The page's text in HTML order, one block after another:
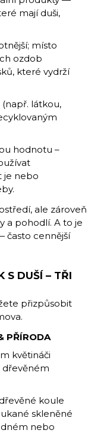
mají duši,
místo
ozdob
které vydrží
látkou,
hodnotu –
je nebo
ale zároveň
a pohodlí. A to je
často cennější
S DUŠÍ – TŘI
přizpůsobit
PŘÍRODA
květináči
koule
skleněné
nebo